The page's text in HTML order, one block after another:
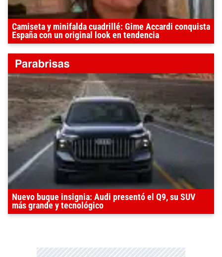
Camiseta y minifalda cuadrillé: Gime Accardi conquista
España con un original look en tendencia
Nuevo buque insignia: Audi presentó el Q9, su SUV
más grande y tecnológico